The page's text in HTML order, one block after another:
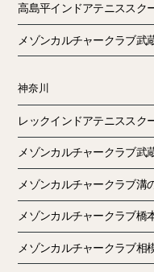
高島平インドアテニススク
メゾンカルチャークラブ武
神奈川
レックインドアテニススク
メゾンカルチャークラブ武
メゾンカルチャークラブ溝
メゾンカルチャークラブ橋
メゾンカルチャークラブ相